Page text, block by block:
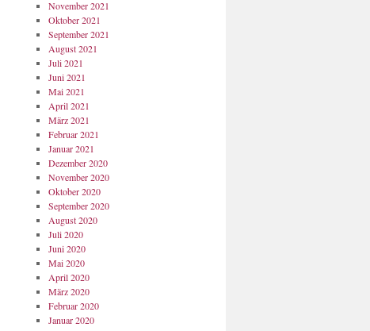
November 2021
Oktober 2021
September 2021
August 2021
Juli 2021
Juni 2021
Mai 2021
April 2021
März 2021
Februar 2021
Januar 2021
Dezember 2020
November 2020
Oktober 2020
September 2020
August 2020
Juli 2020
Juni 2020
Mai 2020
April 2020
März 2020
Februar 2020
Januar 2020